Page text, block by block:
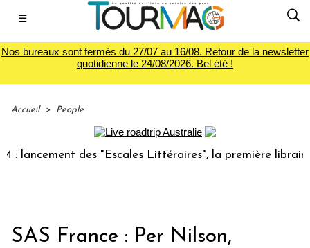
☰
Nos bureaux sont fermés du 27/07 au 16/08. Retour de la newsletter
quotidienne le 24/08/2026. Bel été !
Accueil > People
des "Escales Littéraires", la première librairie
SAS France : Per Nilson,